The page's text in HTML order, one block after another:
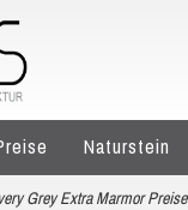
Naturstein
Grey Extra Marmor Preise